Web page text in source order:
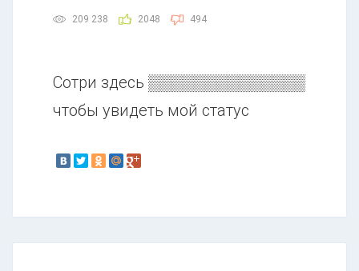
209 238 2048 494
Сотри здесь ▒▒▒▒▒▒▒▒▒▒▒▒▒▒
чтобы увидеть мой статус